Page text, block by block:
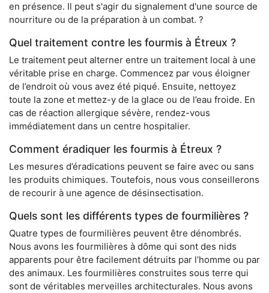
en présence. Il peut s'agir du signalement d'une source de
nourriture ou de la préparation à un combat. ?
Quel traitement contre les fourmis à Étreux ?
Le traitement peut alterner entre un traitement local à une
véritable prise en charge. Commencez par vous éloigner
de l’endroit où vous avez été piqué. Ensuite, nettoyez
toute la zone et mettez-y de la glace ou de l’eau froide. En
cas de réaction allergique sévère, rendez-vous
immédiatement dans un centre hospitalier.
Comment éradiquer les fourmis à Étreux ?
Les mesures d’éradications peuvent se faire avec ou sans
les produits chimiques. Toutefois, nous vous conseillerons
de recourir à une agence de désinsectisation.
Quels sont les différents types de fourmilières ?
Quatre types de fourmilières peuvent être dénombrés.
Nous avons les fourmilières à dôme qui sont des nids
apparents pour être facilement détruits par l’homme ou par
des animaux. Les fourmilières construites sous terre qui
sont de véritables merveilles architecturales. Nous avons